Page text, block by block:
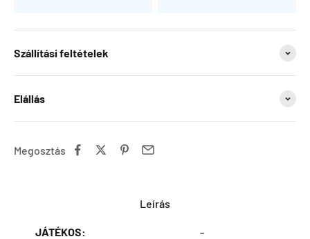
Szállítási feltételek
Elállás
Megosztás
Leírás
JÁTÉKOS: -